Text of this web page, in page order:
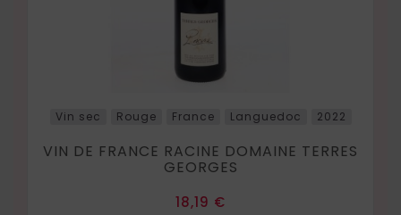
Vin sec Rouge France Languedoc 2022
VIN DE FRANCE RACINE DOMAINE TERRES
GEORGES
Prix
18,19 €